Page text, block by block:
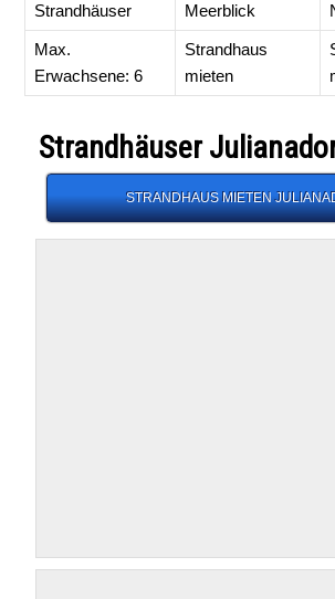
Strandhäuser Meerblick
Max.
Erwachsene: 6
Strandhaus
mieten
Strandhäuser
STRANDHAUS MIETEN